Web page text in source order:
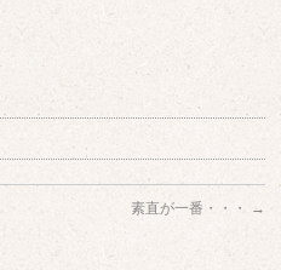
素直が一番・・・ →